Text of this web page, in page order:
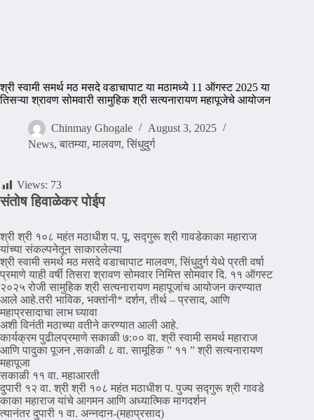
श्री स्वामी समर्थ मठ मसदे वडाचापाट या मठामध्ये 11 ऑगस्ट 2025 या
तिसऱ्या श्रावण सोमवारी सामुहिक श्री सत्यनारायण महापूजेचे आयोजन
Chinmay Ghogale
August 3, 2025
News, बातम्या, मालवण, सिंधुदुर्ग
Views: 73
संतोष हिवाळेकर पोईप
श्री श्री १०८ महंत मठाधीश प. पू. सद्गुरू श्री गावडेकाका महाराज
यांच्या संकल्पनेतून साकारलेल्या
श्री स्वामी समर्थ मठ मसदे वडाचापाट मालवण, सिंधुदुर्ग येथे प्रती वर्षा
प्रमाणे याही वर्षी तिसरा श्रावण सोमवार निमित्त सोमवार दि. ११ ऑगस्ट
२०२५ रोजी सामुहिक श्री सत्यनारायण महापूजांच आयोजन करण्यात
आले आहे.तरी भाविक, भक्तांनी* दर्शन, तीर्थ – प्रसाद, आणि
महाप्रसादाचा लाभ घ्यावा
अशी विनंती मठाच्या वतीने करण्यात आली आहे.
कार्यक्रम पुढीलप्रमाणे सकाळी ७:०० वा. श्री स्वामी समर्थ महाराज
आणि पादुका पूजन ,सकाळी ८ वा. सामूहिक ” ११ ” श्री सत्यनारायण
महापूजा
सकाळी ११ वा. महाआरती
दुपारी १२ वा. श्री श्री १०८ महंत मठाधीश प. पुज्य सद्गुरू श्री गावडे
काका महाराज यांचे आगमन आणि अध्यात्मिक मागदर्शन
त्यानंतर दुपारी १ वा. अन्नदान-(महाप्रसाद)